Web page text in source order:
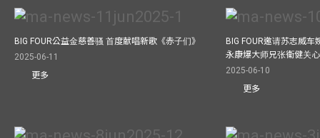
BIG FOUR公益⾦慈善骚 ⾸度献唱新歌《赤⼦们》
2025-06-11
更多
BIG FOUR邀请苏志威
永康爆大师兄张衞健关
2025-06-10
更多